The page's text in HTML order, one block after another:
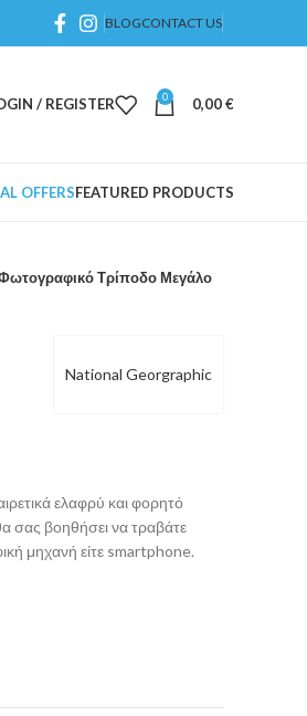
BLOGCONTACT US
/ REGISTER 0 0,00€
OFFERSFEATURED PRODUCTS
Τρίποδο Μεγάλο
National Georgraphic
ελαφρύ και φορητό
σας βοηθήσει να τραβάτε
μηχανή είτε smartphone.